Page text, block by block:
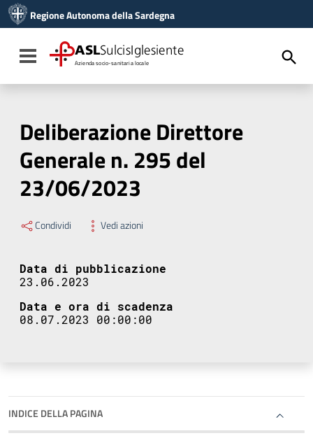
Vai al menu di navigazione
Vai al footer
Regione Autonoma della Sardegna
Toggle navigation
ASLSulcisIglesiente
Azienda socio-sanitaria locale
Deliberazione Direttore
Generale n. 295 del
23/06/2023
Condividi Vedi azioni
Data di pubblicazione
23.06.2023
Data e ora di scadenza
08.07.2023 00:00:00
INDICE DELLA PAGINA